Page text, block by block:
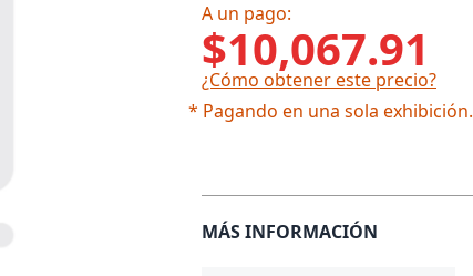
A un pago:
$10,067.91
¿Cómo obtener este precio?
* Pagando en una sola exhibición.
MÁS INFORMACIÓN